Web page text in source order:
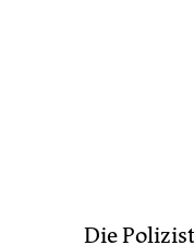
Die